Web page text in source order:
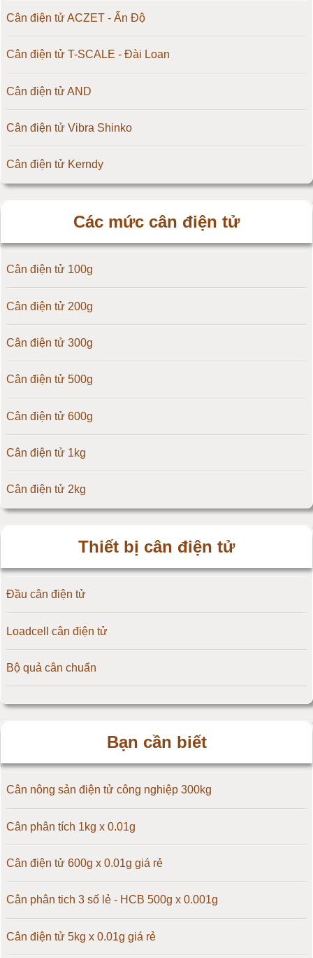
Cân điện tử ACZET - Ấn Độ
Cân điện tử T-SCALE - Đài Loan
Cân điện tử AND
Cân điện tử Vibra Shinko
Cân điện tử Kerndy
Cân điện tử OCS
Cân điện tử Digi
Cân điện tử TNP Scacle
Cân điện tử CAS Hàn Quốc
Cân điện tử Yaohua
Cân điện tử Amcells
Đầu cân điện tử Flintec
Các mức cân điện tử
Cân điện tử 100g
Cân điện tử 200g
Cân điện tử 300g
Cân điện tử 500g
Cân điện tử 600g
Cân điện tử 1kg
Cân điện tử 2kg
Cân điện tử 10kg
Cân điện tử 15kg
Cân điện tử 20kg
Cân điện tử 25kg
Cân điện tử 50kg
Cân điện tử 60kg
Cân điện tử 100kg
Cân điện tử 150kg
Cân điện tử 200kg
Thiết bị cân điện tử
Đầu cân điện tử
Loadcell cân điện tử
Bộ quả cân chuẩn
Bạn cần biết
Cân nông sản điện tử công nghiệp 300kg
Cân phân tích 1kg x 0.01g
Cân điện tử 600g x 0.01g giá rẻ
Cân phân tich 3 số lẻ - HCB 500g x 0.001g
Cân điện tử 5kg x 0.01g giá rẻ